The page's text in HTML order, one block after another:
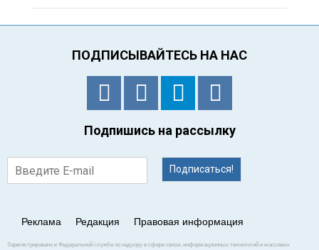
ПОДПИСЫВАЙТЕСЬ НА НАС
Подпишись на рассылку
Подписаться!
Реклама Редакция Правовая информация
Зарегистрировано в Федеральной службе по надзору в сфере связи, информационных технологий и массовых